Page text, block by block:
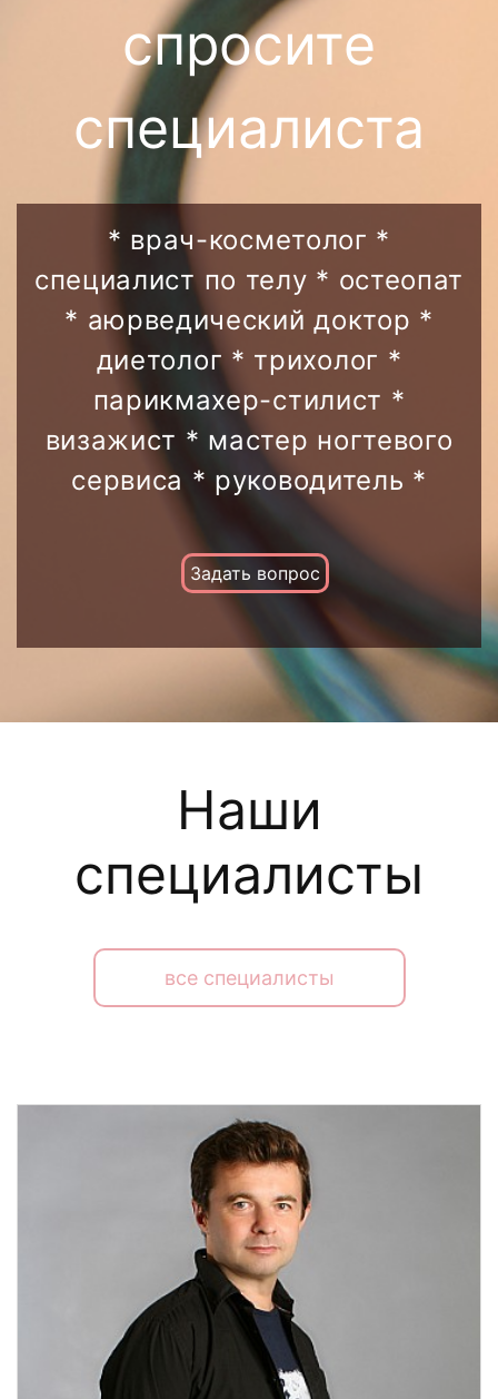
спросите
специалиста
* врач-косметолог *
специалист по телу * остеопат
* аюрведический доктор *
диетолог * трихолог *
парикмахер-стилист *
визажист * мастер ногтевого
сервиса * руководитель *
Задать вопрос
Наши
специалисты
все специалисты